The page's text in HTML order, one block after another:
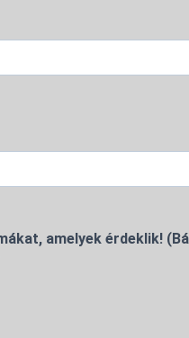
amelyek érdeklik!